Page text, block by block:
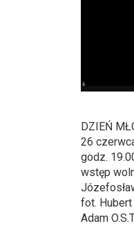
DZIEŃ
26
godz.
wstęp
fot.
Adam